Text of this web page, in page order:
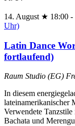
14. August ★ 18:00 -
Uhr)
Latin Dance
fortlaufend)
Raum Studio (EG)
In diesem
lateinamerikanischer
Verwendete
Bachata und